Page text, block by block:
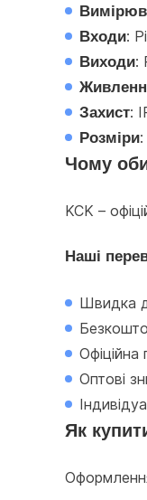
Входи:
Виходи:
Захист:
Розміри
Чому
KCK –
Наші
Швидка
Офіційна
Оптові
Як